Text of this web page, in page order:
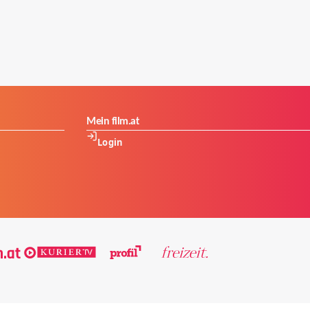
Mein film.at
Login